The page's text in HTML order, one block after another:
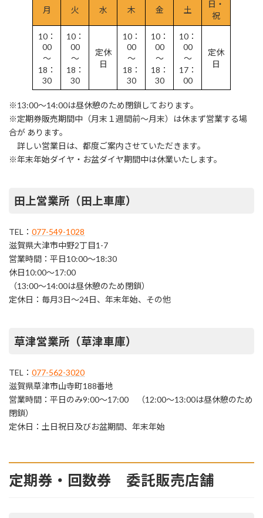
月 火 水 木 金 土
日・
祝
10：
00
～
18：
30
10：
00
～
18：
30
定休
日
10：
00
～
18：
30
10：
00
～
18：
30
10：
00
～
17：
00
定休
日
※13:00～14:00は昼休憩のため閉鎖しております。
※定期券販売期間中（月末１週間前～月末）は休まず営業する場
合が あります。
詳しい営業日は、都度ご案内させていただきます。
※年末年始ダイヤ・お盆ダイヤ期間中は休業いたします。
田上営業所（田上車庫）
TEL： 077-549-1028
滋賀県大津市中野2丁目1-7
営業時間：平日10:00～18:30
休日10:00～17:00
（13:00～14:00は昼休憩のため閉鎖）
定休日：毎月3日～24日、年末年始、その他
草津営業所（草津車庫）
TEL： 077-562-3020
滋賀県草津市山寺町188番地
営業時間：平日のみ9:00～17:00 （12:00～13:00は昼休憩のため
閉鎖）
定休日：土日祝日及びお盆期間、年末年始
定期券・回数券 委託販売店舗